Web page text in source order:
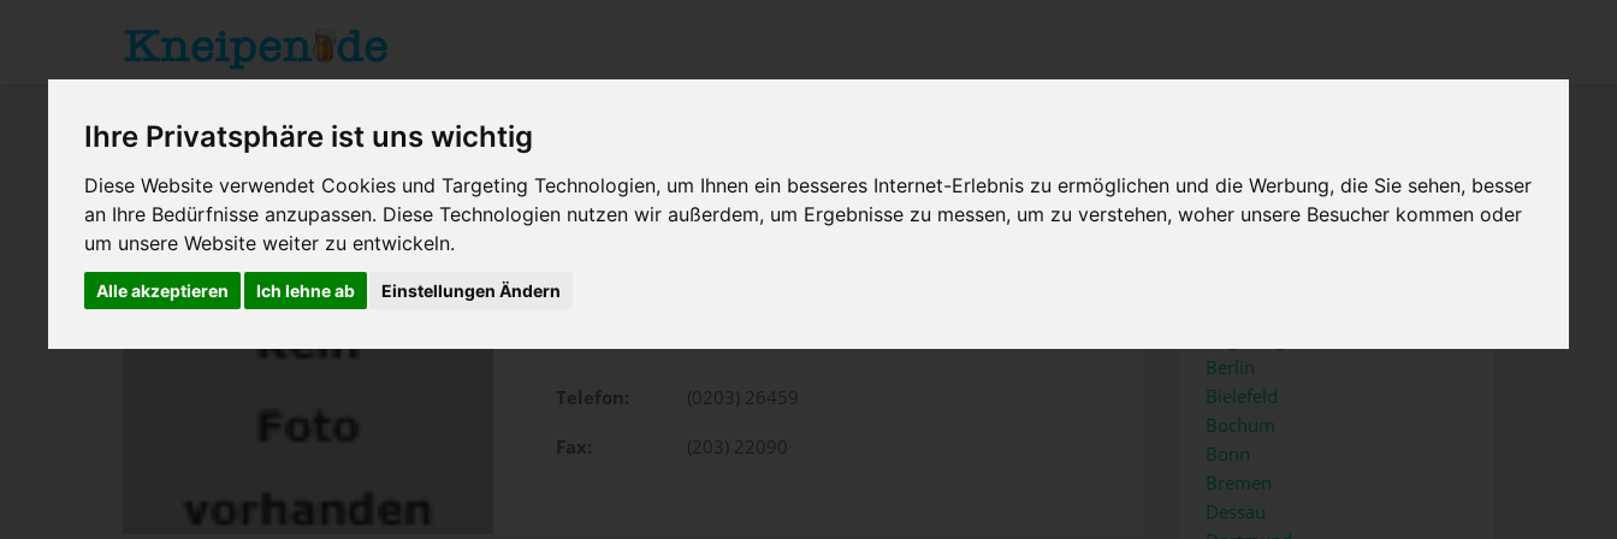
Ihre Privatsphäre ist uns wichtig
Diese Website verwendet Cookies und Targeting Technologien, um Ihnen ein besseres Internet-Erlebnis zu ermöglichen und die Werbung, die Sie sehen, besser
an Ihre Bedürfnisse anzupassen. Diese Technologien nutzen wir außerdem, um Ergebnisse zu messen, um zu verstehen, woher unsere Besucher kommen oder
um unsere Website weiter zu entwickeln.
Alle akzeptieren Ich lehne ab Einstellungen Ändern
Duisburg > Laterne
Telefon: (0203) 26459
Fax: (203) 22090
Berlin
Bielefeld
Bochum
Bonn
Bremen
Dessau
Impressum